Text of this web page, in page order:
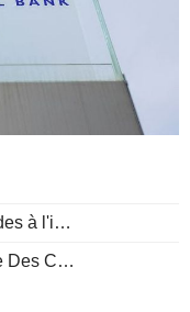
Commandes à l'industrie (Mensuel)
Confiance Des Consommateurs